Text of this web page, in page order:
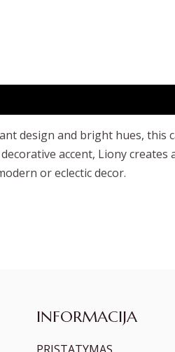
design and bright hues, this
accent, Liony
or eclectic decor.
INFORMACIJA